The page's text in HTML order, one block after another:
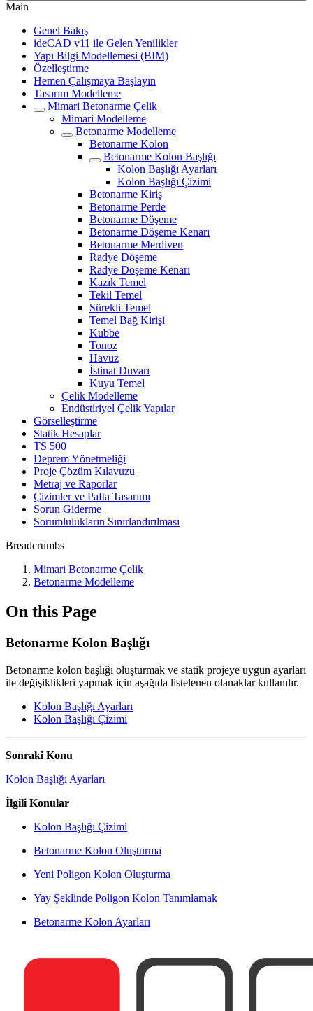
Main
Genel Bakış
ideCAD v11 ile Gelen Yenilikler
Yapı Bilgi Modellemesi (BIM)
Özelleştirme
Hemen Çalışmaya Başlayın
Tasarım Modelleme
Mimari Betonarme Çelik
Mimari Modelleme
Betonarme Modelleme
Betonarme Kolon
Betonarme Kolon Başlığı
Kolon Başlığı Ayarları
Kolon Başlığı Çizimi
Betonarme Kiriş
Betonarme Perde
Betonarme Döşeme
Betonarme Döşeme Kenarı
Betonarme Merdiven
Radye Döşeme
Radye Döşeme Kenarı
Kazık Temel
Tekil Temel
Sürekli Temel
Temel Bağ Kirişi
Kubbe
Tonoz
Havuz
İstinat Duvarı
Kuyu Temel
Çelik Modelleme
Endüstiriyel Çelik Yapılar
Görselleştirme
Statik Hesaplar
TS 500
Deprem Yönetmeliği
Proje Çözüm Kılavuzu
Metraj ve Raporlar
Çizimler ve Pafta Tasarımı
Sorun Giderme
Sorumlulukların Sınırlandırılması
Breadcrumbs
Mimari Betonarme Çelik
Betonarme Modelleme
On this Page
Betonarme Kolon Başlığı
Betonarme kolon başlığı oluşturmak ve statik projeye uygun ayarları
ile değişiklikleri yapmak için aşağıda listelenen olanaklar kullanılır.
Kolon Başlığı Ayarları
Kolon Başlığı Çizimi
Sonraki Konu
Kolon Başlığı Ayarları
İlgili Konular
Kolon Başlığı Çizimi
Betonarme Kolon Oluşturma
Yeni Poligon Kolon Oluşturma
Yay Şeklinde Poligon Kolon Tanımlamak
Betonarme Kolon Ayarları